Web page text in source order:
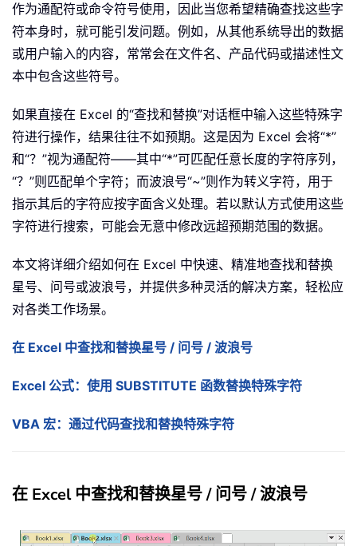
作为通配符或命令符号使用，因此当您希望精确查找这些字
符本身时，就可能引发问题。例如，从其他系统导出的数据
或用户输入的内容，常常会在文件名、产品代码或描述性文
本中包含这些符号。
如果直接在 Excel 的“查找和替换”对话框中输入这些特殊字
符进行操作，结果往往不如预期。这是因为 Excel 会将“*”
和“？”视为通配符——其中“*”可匹配任意长度的字符序列，
“？”则匹配单个字符；而波浪号“~”则作为转义字符，用于
指示其后的字符应按字面含义处理。若以默认方式使用这些
字符进行搜索，可能会无意中修改远超预期范围的数据。
本文将详细介绍如何在 Excel 中快速、精准地查找和替换
星号、问号或波浪号，并提供多种灵活的解决方案，轻松应
对各类工作场景。
在 Excel 中查找和替换星号 / 问号 / 波浪号
Excel 公式：使用 SUBSTITUTE 函数替换特殊字符
VBA 宏：通过代码查找和替换特殊字符
在 Excel 中查找和替换星号 / 问号 / 波浪号